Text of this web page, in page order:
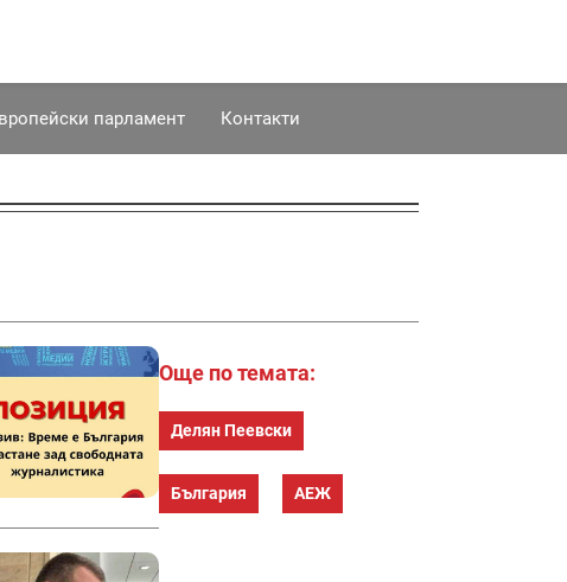
парламент Контакти
Още по темата:
Делян Пеевски
България АЕЖ